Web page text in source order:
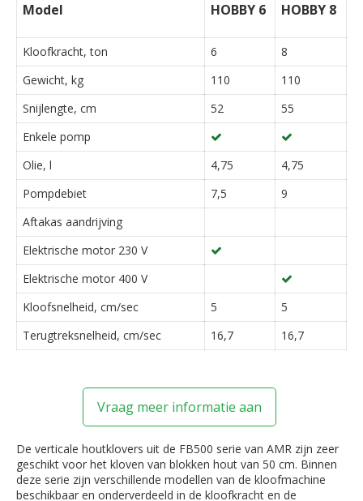
Model HOBBY 6 HOBBY 8
Kloofkracht, ton 6
8
Gewicht, kg
110
110
Snijlengte, cm
52
55
Enkele pomp
Olie, l
4,75
4,75
Pompdebiet
7,5
9
Aftakas aandrijving
Elektrische motor 230 V
Elektrische motor 400 V
Kloofsnelheid, cm/sec
5
5
Terugtreksnelheid, cm/sec
16,7 16,7
Vraag meer informatie aan
De verticale houtklovers uit de FB500 serie van AMR zijn zeer
geschikt voor het kloven van blokken hout van 50 cm. Binnen
deze serie zijn verschillende modellen van de kloofmachine
beschikbaar en onderverdeeld in de kloofkracht en de